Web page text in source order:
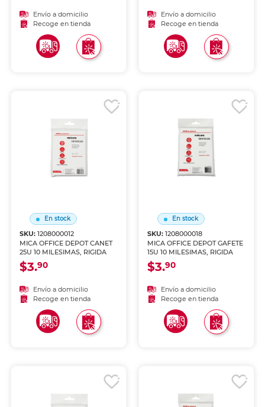
Envío a domicilio
Recoge en tienda
Envío a domicilio
Recoge en tienda
En stock
SKU:1208000012
MICA OFFICE DEPOT CANET
25U 10 MILESIMAS, RIGIDA
$3.90
Envío a domicilio
Recoge en tienda
En stock
SKU: 1208000018
MICA OFFICE DEPOT GAFETE
15U 10 MILESIMAS, RIGIDA
$3.90
Envío a domicilio
Recoge en tienda